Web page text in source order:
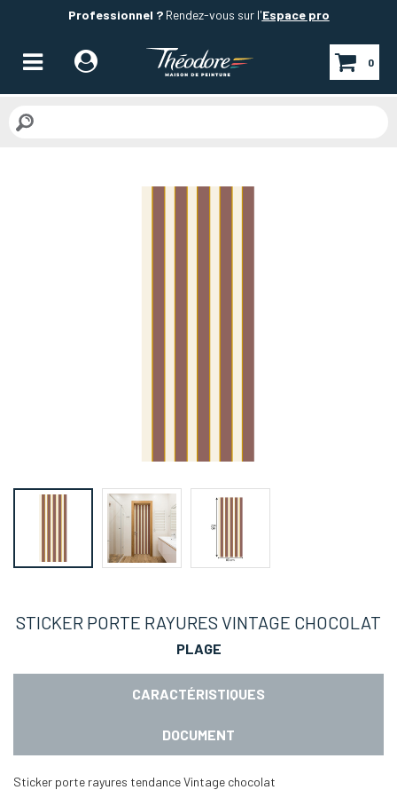
Professionnel ?Rendez-vous sur l'Espace pro
0
STICKER PORTE RAYURES VINTAGE CHOCOLAT
PLAGE
CARACTÉRISTIQUES
DOCUMENT
Sticker porte rayures tendance Vintage chocolat